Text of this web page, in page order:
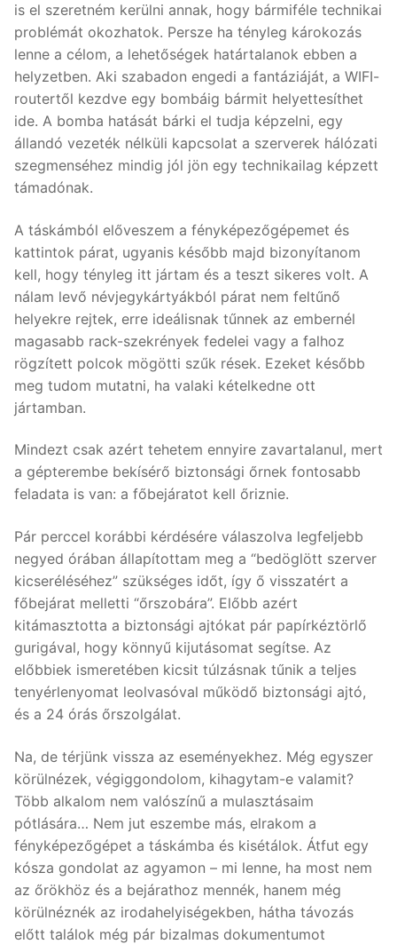
is el szeretném kerülni annak, hogy bármiféle technikai
problémát okozhatok. Persze ha tényleg károkozás
lenne a célom, a lehetőségek határtalanok ebben a
helyzetben. Aki szabadon engedi a fantáziáját, a WIFI-
routertől kezdve egy bombáig bármit helyettesíthet
ide. A bomba hatását bárki el tudja képzelni, egy
állandó vezeték nélküli kapcsolat a szerverek hálózati
szegmenséhez mindig jól jön egy technikailag képzett
támadónak.
A táskámból előveszem a fényképezőgépemet és
kattintok párat, ugyanis később majd bizonyítanom
kell, hogy tényleg itt jártam és a teszt sikeres volt. A
nálam levő névjegykártyákból párat nem feltűnő
helyekre rejtek, erre ideálisnak tűnnek az embernél
magasabb rack-szekrények fedelei vagy a falhoz
rögzített polcok mögötti szűk rések. Ezeket később
meg tudom mutatni, ha valaki kételkedne ott
jártamban.
Mindezt csak azért tehetem ennyire zavartalanul, mert
a gépterembe bekísérő biztonsági őrnek fontosabb
feladata is van: a főbejáratot kell őriznie.
Pár perccel korábbi kérdésére válaszolva legfeljebb
negyed órában állapítottam meg a “bedöglött szerver
kicseréléséhez” szükséges időt, így ő visszatért a
főbejárat melletti “őrszobára”. Előbb azért
kitámasztotta a biztonsági ajtókat pár papírkéztörlő
gurigával, hogy könnyű kijutásomat segítse. Az
előbbiek ismeretében kicsit túlzásnak tűnik a teljes
tenyérlenyomat leolvasóval működő biztonsági ajtó,
és a 24 órás őrszolgálat.
Na, de térjünk vissza az eseményekhez. Még egyszer
körülnézek, végiggondolom, kihagytam-e valamit?
Több alkalom nem valószínű a mulasztásaim
pótlására… Nem jut eszembe más, elrakom a
fényképezőgépet a táskámba és kisétálok. Átfut egy
kósza gondolat az agyamon – mi lenne, ha most nem
az őrökhöz és a bejárathoz mennék, hanem még
körülnéznék az irodahelyiségekben, hátha távozás
előtt találok még pár bizalmas dokumentumot